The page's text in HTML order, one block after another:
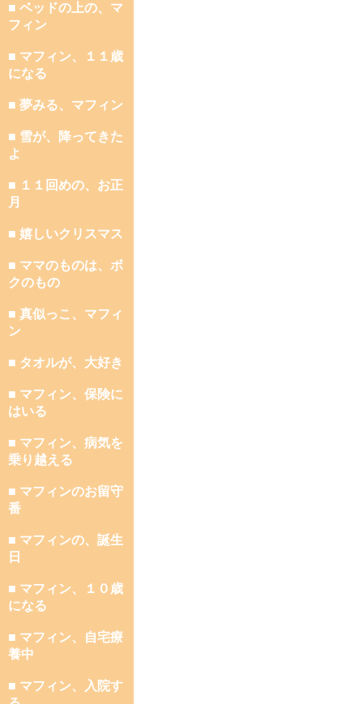
■ ベッドの上の、マ
フィン
■ マフィン、１１歳
になる
■ 夢みる、マフィン
■ 雪が、降ってきた
よ
■ １１回めの、お正
月
■ 嬉しいクリスマス
■ ママのものは、ボ
クのもの
■ 真似っこ、マフィ
ン
■ タオルが、大好き
■ マフィン、保険に
はいる
■ マフィン、病気を
乗り越える
■ マフィンのお留守
番
■ マフィンの、誕生
日
■ マフィン、１０歳
になる
■ マフィン、自宅療
養中
■ マフィン、入院す